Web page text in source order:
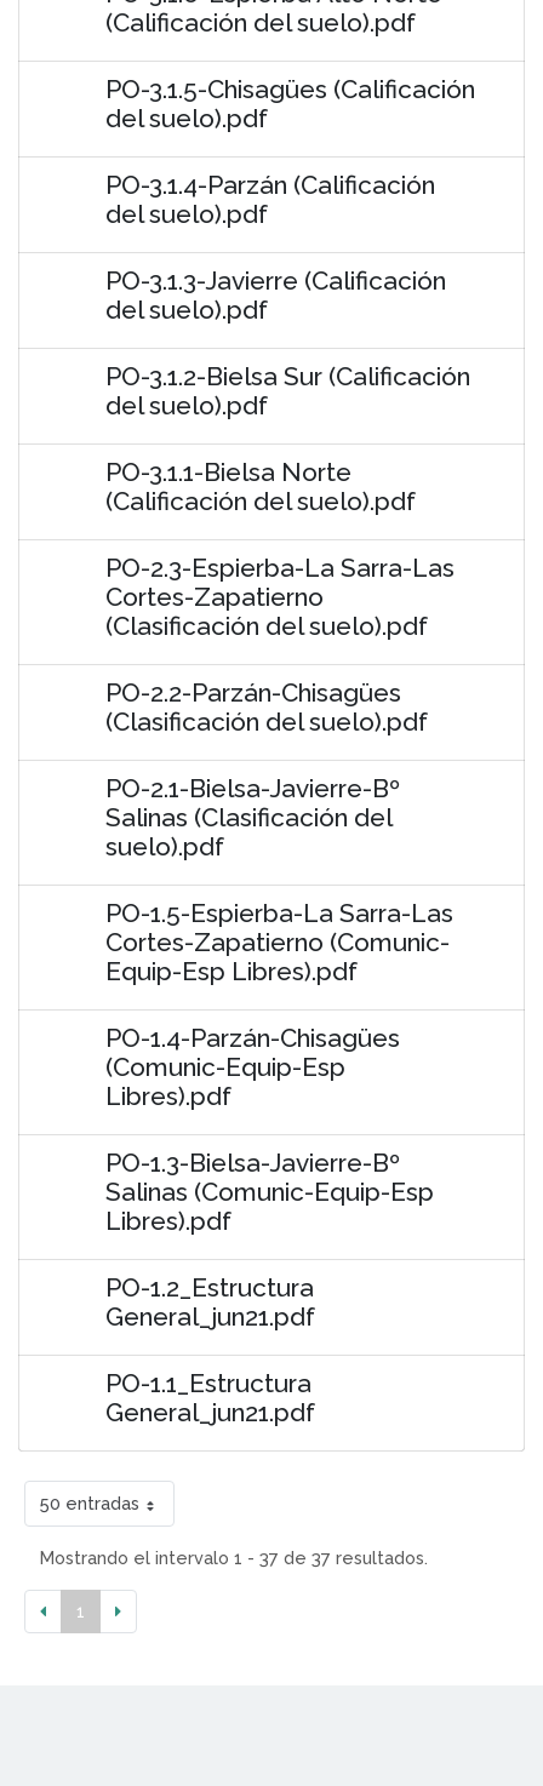
(Calificación del suelo).pdf
PO-3.1.5-Chisagües (Calificación
del suelo).pdf
PO-3.1.4-Parzán (Calificación
del suelo).pdf
PO-3.1.3-Javierre (Calificación
del suelo).pdf
PO-3.1.2-Bielsa Sur (Calificación
del suelo).pdf
PO-3.1.1-Bielsa Norte
(Calificación del suelo).pdf
PO-2.3-Espierba-La Sarra-Las
Cortes-Zapatierno
(Clasificación del suelo).pdf
PO-2.2-Parzán-Chisagües
(Clasificación del suelo).pdf
PO-2.1-Bielsa-Javierre-Bº
Salinas (Clasificación del
suelo).pdf
PO-1.5-Espierba-La Sarra-Las
Cortes-Zapatierno (Comunic-
Equip-Esp Libres).pdf
PO-1.4-Parzán-Chisagües
(Comunic-Equip-Esp
Libres).pdf
PO-1.3-Bielsa-Javierre-Bº
Salinas (Comunic-Equip-Esp
Libres).pdf
PO-1.2_Estructura
General_jun21.pdf
PO-1.1_Estructura
General_jun21.pdf
50 entradas
Mostrando el intervalo 1 - 37 de 37 resultados.
1